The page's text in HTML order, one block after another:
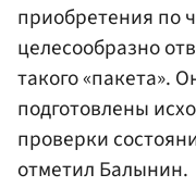
приобретения по
целесообразно
такого «пакета».
подготовлены
проверки
отметил Балынин.